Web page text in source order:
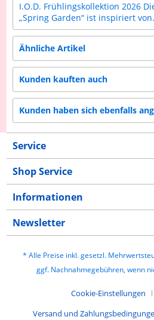
I.O.D. Frühlingskollektion 2026
„Spring Garden“ ist inspiriert
Ähnliche Artikel
Kunden kauften auch
Kunden haben sich ebenfalls
Service
Shop Service
Informationen
Newsletter
* Alle Preise inkl. gesetzl.
ggf. Nachnahmegebühren, wenn
Cookie-Einstellungen
Versand und